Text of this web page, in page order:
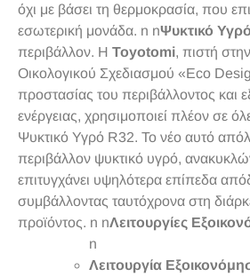
όχι με βάσει τη θερμοκρασία, που
εσωτερική μονάδα. n nΨυκτικό
περιβάλλον. Η Toyotomi, πιστή
Οικολογικού Σχεδιασμού «Eco
προστασίας του περιβάλλοντος και
ενέργειας, χρησιμοποιεί πλέον σε
Ψυκτικό Υγρό R32. Το νέο αυτό
περιβάλλον ψυκτικό υγρό,
επιτυγχάνει υψηλότερα επίπεδα
συμβάλλοντας ταυτόχρονα στη
προϊόντος. n nΛειτουργίες
n
Λειτουργία